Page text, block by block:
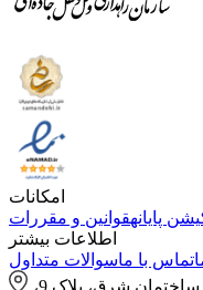
امکانات
پایانهقوانین و مقررات
اطلاعات بیشتر
تماس با ماسوالات متداول